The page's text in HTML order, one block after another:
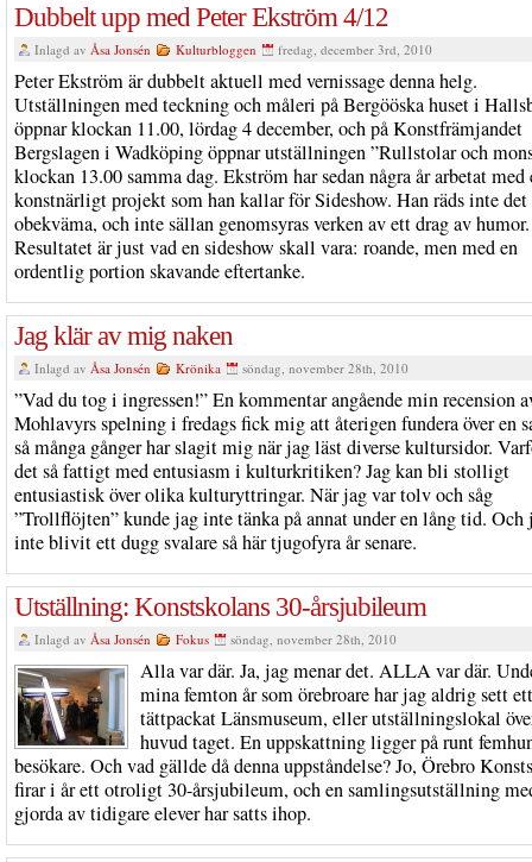
Dubbelt upp med Peter Ekström 4/12
Inlagd av Åsa Jonsén Kulturbloggen fredag, december 3rd, 2010
Peter Ekström är dubbelt aktuell med vernissage denna helg.
Utställningen med teckning och måleri på Bergööska huset i
öppnar klockan 11.00, lördag 4 december, och på Konstfrämjandet
Bergslagen i Wadköping öppnar utställningen ”Rullstolar och
klockan 13.00 samma dag. Ekström har sedan några år arbetat med
konstnärligt projekt som han kallar för Sideshow. Han räds inte det
obekväma, och inte sällan genomsyras verken av ett drag av humor.
Resultatet är just vad en sideshow skall vara: roande, men med en
ordentlig portion skavande eftertanke.
Jag klär av mig naken
Inlagd av Åsa Jonsén Krönika söndag, november 28th, 2010
”Vad du tog i ingressen!” En kommentar angående min recension
Mohlavyrs spelning i fredags fick mig att återigen fundera över en
så många gånger har slagit mig när jag läst diverse kultursidor.
det så fattigt med entusiasm i kulturkritiken? Jag kan bli stolligt
entusiastisk över olika kulturyttringar. När jag var tolv och såg
”Trollflöjten” kunde jag inte tänka på annat under en lång tid. Och
inte blivit ett dugg svalare så här tjugofyra år senare.
Utställning: Konstskolans 30-årsjubileum
Inlagd av Åsa Jonsén Fokus söndag, november 28th, 2010
Alla var där. Ja, jag menar det. ALLA var där.
mina femton år som örebroare har jag aldrig sett
tättpackat Länsmuseum, eller utställningslokal
huvud taget. En uppskattning ligger på runt
besökare. Och vad gällde då denna uppståndelse? Jo, Örebro
firar i år ett otroligt 30-årsjubileum, och en samlingsutställning
gjorda av tidigare elever har satts ihop.